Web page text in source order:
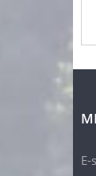
E-